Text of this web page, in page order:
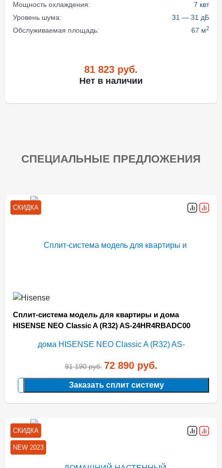
Мощность охлаждения:
7 квт
Уровень шума:
31 — 31 дБ
Обслуживаемая площадь:
67 м2
81 823 руб.
Нет в наличии
СПЕЦИАЛЬНЫЕ ПРЕДЛОЖЕНИЯ
СКИДКА
Сплит-система модель для квартиры и дома
HISENSE NEO Classic A (R32) AS-24HR4RBADC00
91 190руб. 72 890руб.
Заказать сплит систему
СКИДКА
NEW 2023